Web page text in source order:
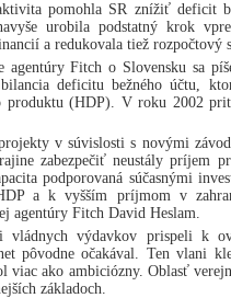
pomohla SR znížiť deficit
urobila podstatný krok
a redukovala tiež rozpočtový
agentúry Fitch o Slovensku sa
deficitu bežného účtu,
produktu (HDP). V roku 2002
v súvislosti s novými
zabezpečiť neustály príjem
podporovaná súčasnými
a k vyšším príjmom v
agentúry Fitch David Heslam.
vládnych výdavkov prispeli k
pôvodne očakával. Ten vlani
viac ako ambiciózny. Oblasť
základoch.